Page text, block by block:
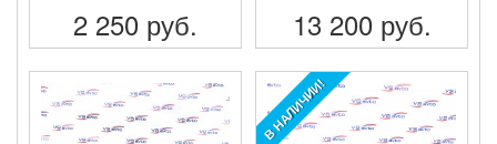
2 250 руб.
ПОДРОБНЕЕ
13 200 руб.
ПОДРОБНЕЕ
В НАЛИЧИИ!